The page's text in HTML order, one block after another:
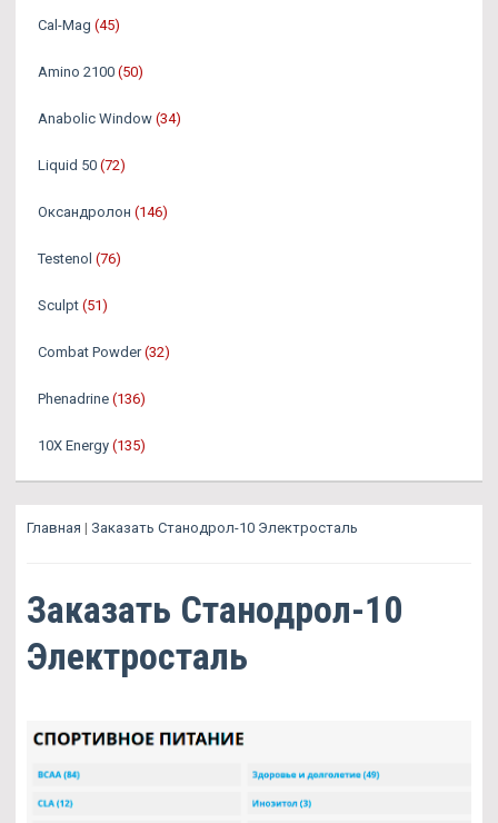
Cal-Mag (45)
Amino 2100 (50)
Anabolic Window (34)
Liquid 50 (72)
Оксандролон (146)
Testenol (76)
Sculpt (51)
Combat Powder (32)
Phenadrine (136)
10X Energy (135)
Главная | Заказать Станодрол-10 Электросталь
Заказать Станодрол-10
Электросталь